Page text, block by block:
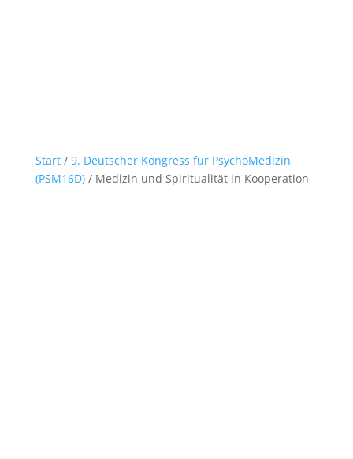
Start/ 9. Deutscher Kongress für PsychoMedizin
(PSM16D)/ Medizin und Spiritualität in Kooperation